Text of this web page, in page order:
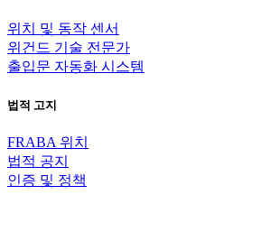
위치 및 동작 센서
위건드 기술 전문가
출입문 자동화 시스템
법적 고지
FRABA 위치
법적 공지
인증 및 정책